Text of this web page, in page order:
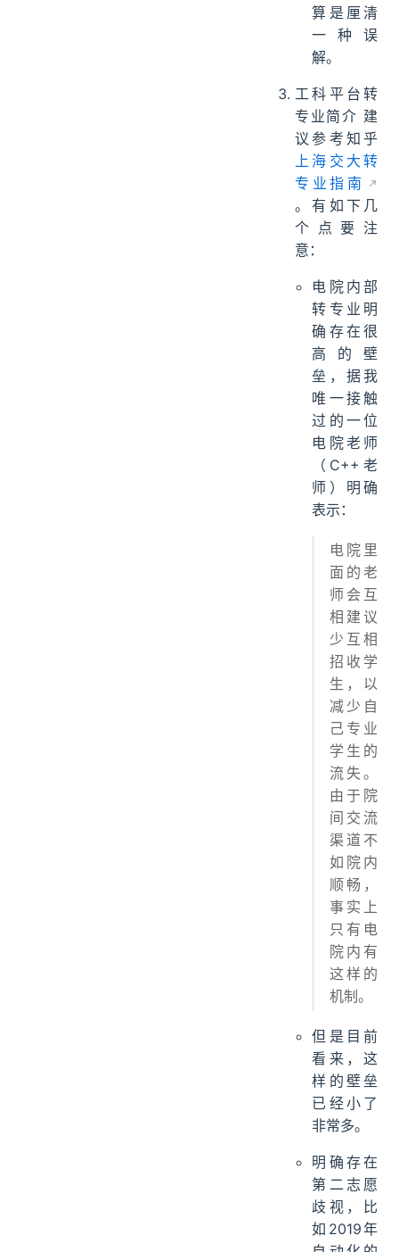
算是厘清
一种误
解。
工科平台转
专业简介 建
议参考知乎
上海交大转
专业指南
。有如下几
个点要注
意：
电院内部
转专业明
确存在很
高的壁
垒，据我
唯一接触
过的一位
电院老师
（C++老
师）明确
表示：
电院里
面的老
师会互
相建议
少互相
招收学
生，以
减少自
己专业
学生的
流失。
由于院
间交流
渠道不
如院内
顺畅，
事实上
只有电
院内有
这样的
机制。
但是目前
看来，这
样的壁垒
已经小了
非常多。
明确存在
第二志愿
歧视，比
如2019年